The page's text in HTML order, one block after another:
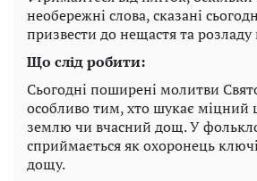
необережні слова, сказані
призвести до нещастя та розладу
Що слід робити:
Сьогодні поширені молитви
особливо тим, хто шукає
землю чи вчасний дощ. У
сприймається як охоронець
дощу.